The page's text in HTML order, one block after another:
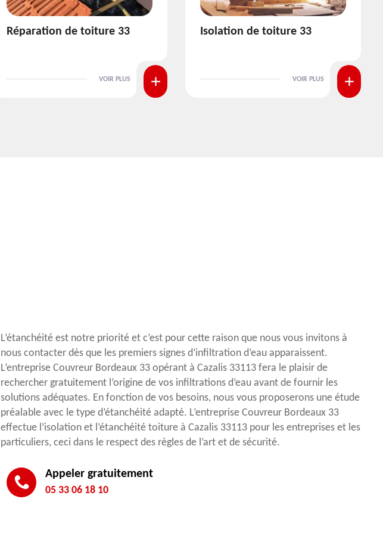
Isolation de toiture 33
VOIR PLUS
Pose et nettoyage de
VOIR PLUS
L’étanchéité est notre priorité et c’est pour cette raison que nous vous invitons à
nous contacter dès que les premiers signes d’infiltration d’eau apparaissent.
L’entreprise Couvreur Bordeaux 33 opérant à Cazalis 33113 fera le plaisir de
rechercher gratuitement l’origine de vos infiltrations d’eau avant de fournir les
solutions adéquates. En fonction de vos besoins, nous vous proposerons une étude
préalable avec le type d’étanchéité adapté. L’entreprise Couvreur Bordeaux 33
effectue l’isolation et l’étanchéité toiture à Cazalis 33113 pour les entreprises et les
particuliers, ceci dans le respect des règles de l’art et de sécurité.
Appeler gratuitement
05 33 06 18 10